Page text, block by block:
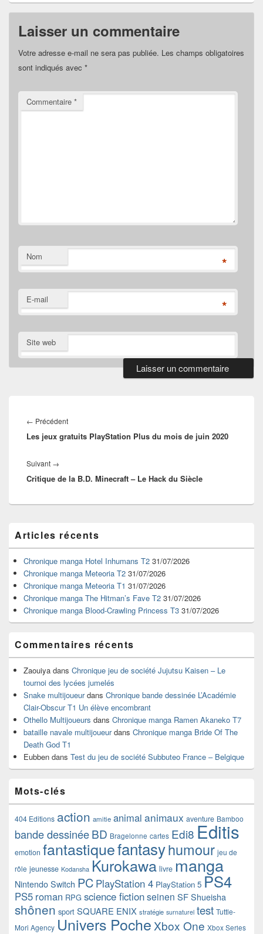
Laisser un commentaire
Votre adresse e-mail ne sera pas publiée. Les champs obligatoires
sont indiqués avec *
Commentaire *
Nom *
E-mail *
Site web
de
l’article
← PrécédentArticle
précédent :
Les jeux gratuits PlayStation Plus du mois de juin 2020
Suivant →
suivant :
Critique de la B.D. Minecraft – Le Hack du Siècle
principale
de
widget
pour
barre
latérale
Articles récents
Chronique manga Hotel Inhumans T2 31/07/2026
Chronique manga Meteoria T2 31/07/2026
Chronique manga Meteoria T1 31/07/2026
Chronique manga The Hitman’s Fave T2 31/07/2026
Chronique manga Blood-Crawling Princess T3 31/07/2026
Commentaires récents
Zaouiya dans Chronique jeu de société Jujutsu Kaisen – Le
tournoi des lycées jumelés
Snake multijoueurdans Chronique bande dessinée L’Académie
Clair-Obscur T1 Un élève encombrant
Othello Multijoueurs dans Chronique manga Ramen Akaneko T7
bataille navale multijoueurdans Chronique manga Bride Of The
Death God T1
Eubben dans Test du jeu de société Subbuteo France – Belgique
Mots-clés
404 Editions action amitie animal animaux aventure Bamboo
bande dessinéeBD Bragelonne cartes Edi8 Editis
emotion fantastiquefantasyhumour jeu de
rôle jeunesse Kodansha Kurokawa livre manga
Nintendo Switch PC PlayStation 4 PlayStation 5 PS4
PS5 roman RPG science fictionseinen SF Shueisha
shônen sport SQUARE ENIX stratégie surnaturel test Tuttle-
Mori Agency Univers PocheXbox One Xbox Series